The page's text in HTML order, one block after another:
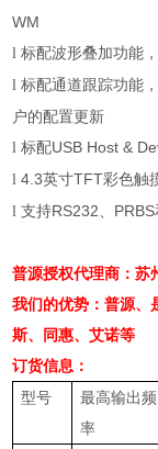
WM
l 标配波形叠加功能
l 标配通道跟踪功能
户的配置更新
l 标配USB Host &
l 4.3英寸TFT彩色触
l 支持RS232 PRBS
普源授权代理商：苏
我们的优势：普源、
斯、同惠、艾诺等
订货信息：
型号
最高输出频
率